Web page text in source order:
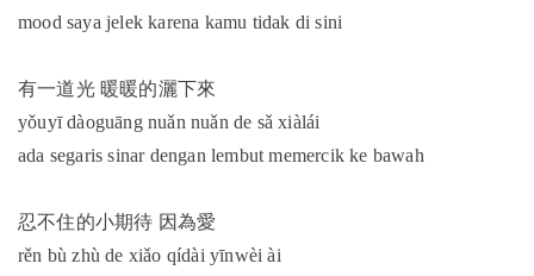
mood saya jelek karena kamu tidak di sini
有一道光 暖暖的灑下來
yǒuyī dàoguāng nuǎn nuǎn de sǎ xiàlái
ada segaris sinar dengan lembut memercik ke bawah
忍不住的小期待 因為愛
rěn bù zhù de xiǎo qídài yīnwèi ài